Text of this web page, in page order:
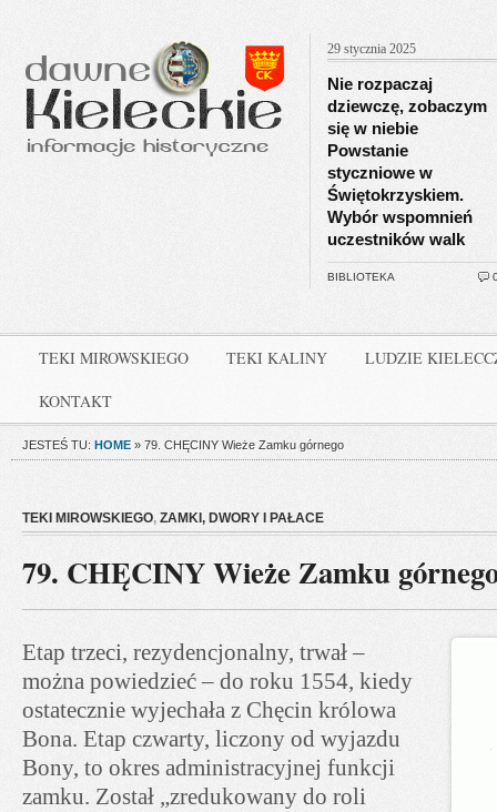
29 stycznia 2025
Nie rozpaczaj
dziewczę, zobaczym
się w niebie
Powstanie
styczniowe w
Świętokrzyskiem.
Wybór wspomnień
uczestników walk
BIBLIOTEKA
TEKI MIROWSKIEGO TEKI KALINY LUDZIE
KONTAKT
JESTEŚ TU: HOME » 79. CHĘCINY Wieże Zamku górnego
TEKI MIROWSKIEGO, ZAMKI, DWORY I PAŁACE
79. CHĘCINY Wieże Zamku
Etap trzeci, rezydencjonalny, trwał –
można powiedzieć – do roku 1554, kiedy
ostatecznie wyjechała z Chęcin królowa
Bona. Etap czwarty, liczony od wyjazdu
Bony, to okres administracyjnej funkcji
zamku. Został „zredukowany do roli